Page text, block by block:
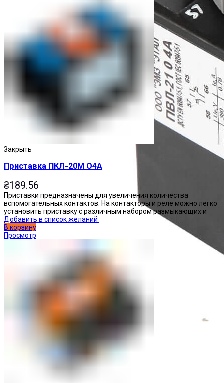
Приставки выдержки времени
Закрыть
Приставка ПКЛ-20М О4А
₴189.56
Приставки предназначены для увеличения количества
вспомогательных контактов. На контакторы и реле можно легко
установить приставку с различным набором размыкающих и
Добавить в список желаний
В корзину
Просмотр